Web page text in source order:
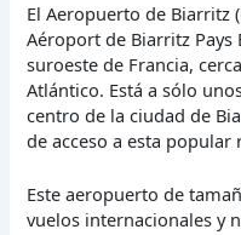
El Aeropuerto de Biarritz
Aéroport de Biarritz Pays
suroeste de Francia,
Atlántico. Está a sólo
centro de la ciudad de
de acceso a esta popular
Este aeropuerto de
vuelos internacionales y